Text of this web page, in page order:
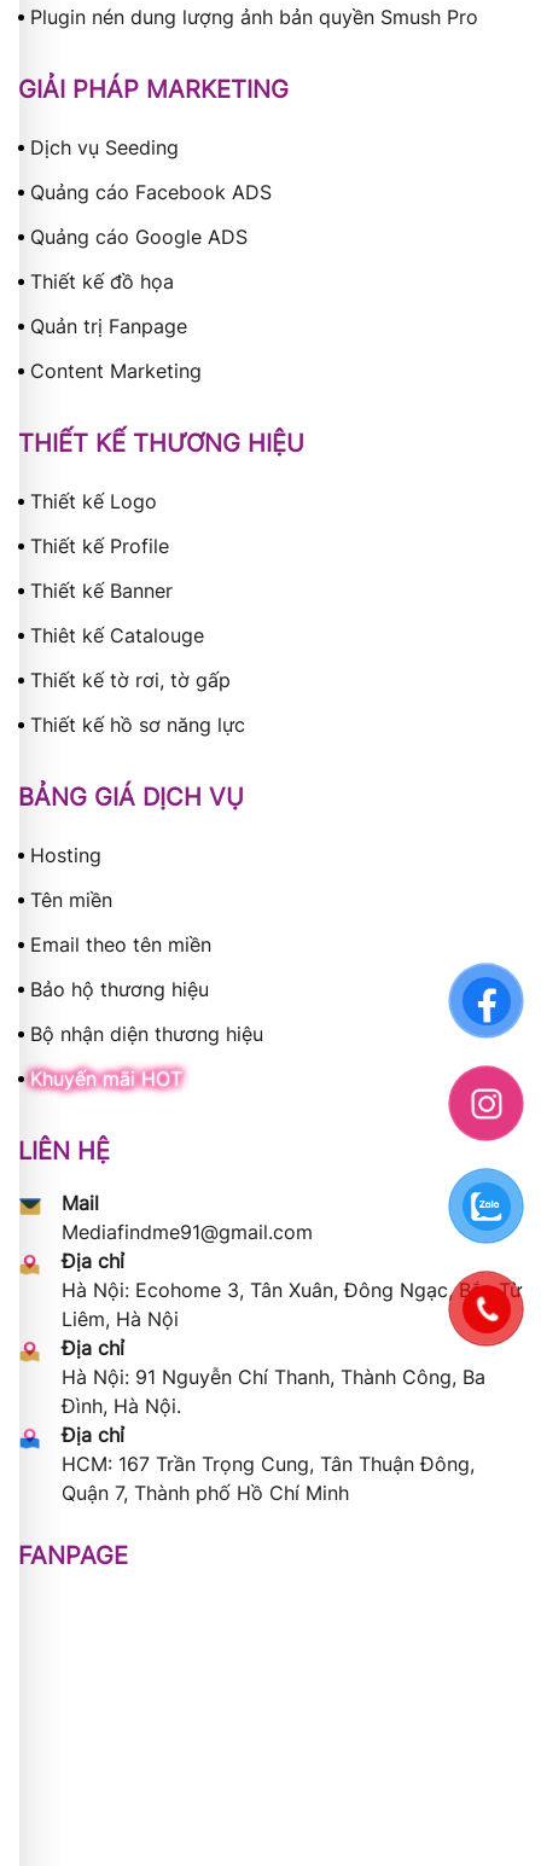
Plugin nén dung lượng ảnh bản quyền Smush Pro
GIẢI PHÁP MARKETING
Dịch vụ Seeding
Quảng cáo Facebook ADS
Quảng cáo Google ADS
Thiết kế đồ họa
Quản trị Fanpage
Content Marketing
THIẾT KẾ THƯƠNG HIỆU
Thiết kế Logo
Thiết kế Profile
Thiết kế Banner
Thiêt kế Catalouge
Thiết kế tờ rơi, tờ gấp
Thiết kế hồ sơ năng lực
BẢNG GIÁ DỊCH VỤ
Hosting
Tên miền
Email theo tên miền
Bảo hộ thương hiệu
Bộ nhận diện thương hiệu
Khuyến mãi HOT
LIÊN HỆ
Mail
Mediafindme91@gmail.com
Địa chỉ
Hà Nội: Ecohome 3, Tân Xuân, Đông Ngạc, Bắc Từ
Liêm, Hà Nội
Địa chỉ
Hà Nội: 91 Nguyễn Chí Thanh, Thành Công, Ba
Đình, Hà Nội.
Địa chỉ
HCM: 167 Trần Trọng Cung, Tân Thuận Đông,
Quận 7, Thành phố Hồ Chí Minh
FANPAGE